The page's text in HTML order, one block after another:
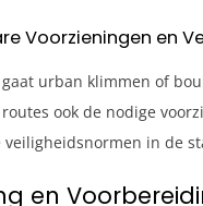
Voorzieningen en
urban klimmen of
ook de nodige
veiligheidsnormen in de
en